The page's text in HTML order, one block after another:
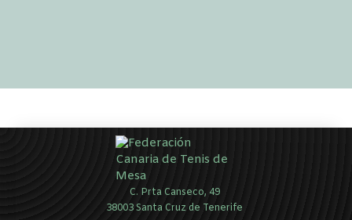
C. Prta Canseco, 49
38003 Santa Cruz de Tenerife